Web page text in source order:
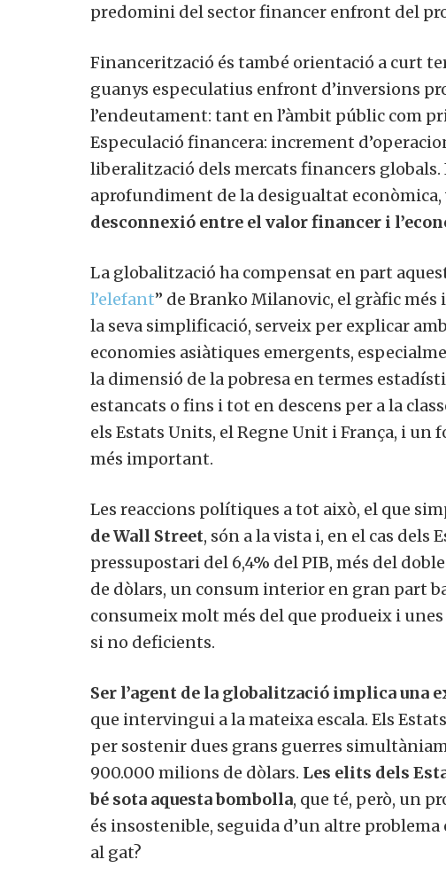
predomini del sector financer enfront del
Financerització és també orientació a curt
guanys especulatius enfront d’inversions
l’endeutament: tant en l’àmbit públic com
Especulació financera: increment
liberalització dels mercats financers globals.
aprofundiment de la desigualtat
desconnexió entre el valor financer i
La globalització ha compensat en part
l’elefant” de Branko Milanovic, el gràfic
la seva simplificació, serveix per explicar
economies asiàtiques emergents,
la dimensió de la pobresa en termes
estancats o fins i tot en descens per a la
els Estats Units, el Regne Unit i França, i un
més important.
Les reaccions polítiques a tot això, el que
de Wall Street, són a la vista i, en el cas
pressupostari del 6,4% del PIB, més del
de dòlars, un consum interior en gran part
consumeix molt més del que produeix i
si no deficients.
Ser l’agent de la globalització implica una
que intervingui a la mateixa escala. Els
per sostenir dues grans guerres
900.000 milions de dòlars. Les elits dels
bé sota aquesta bombolla, que té, però, un
és insostenible, seguida d’un altre
al gat?